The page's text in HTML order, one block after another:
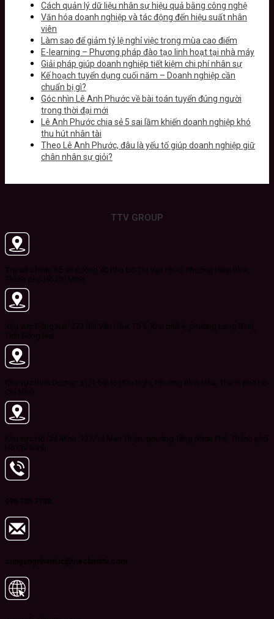
Cách quản lý dữ liệu nhân sự hiệu quả bằng công nghệ
Văn hóa doanh nghiệp và tác động đến hiệu suất nhân
viên
Làm sao để giảm tỷ lệ nghỉ việc trong mùa cao điểm
E-learning – Phương pháp đào tạo linh hoạt tại nhà máy
Giải pháp giúp doanh nghiệp tiết kiệm chi phí nhân sự
Kế hoạch tuyển dụng cuối năm – Doanh nghiệp cần
chuẩn bị gì?
Góc nhìn Lê Anh Phước về bài toán tuyển đúng người
trong thời đại mới
Lê Anh Phước chia sẻ 5 sai lầm khiến doanh nghiệp khó
thu hút nhân tài
Theo Lê Anh Phước, đâu là yếu tố giúp doanh nghiệp giữ
chân nhân sự giỏi?
TTV GROUP